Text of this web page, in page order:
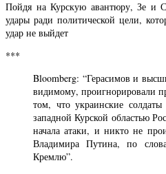
Пойдя на Курскую авантюру, Зе и
удары ради политической цели,
удар не выйдет
***
Bloomberg: “Герасимов и
видимому, проигнорировали
том, что украинские
западной Курской областью
начала атаки, и никто не
Владимира Путина, по
Кремлю”.